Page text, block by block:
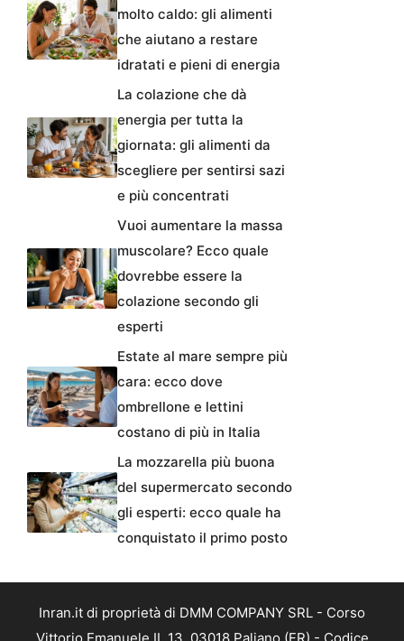
molto caldo: gli alimenti
che aiutano a restare
idratati e pieni di energia
La colazione che dà
energia per tutta la
giornata: gli alimenti da
scegliere per sentirsi sazi
e più concentrati
Vuoi aumentare la massa
muscolare? Ecco quale
dovrebbe essere la
colazione secondo gli
esperti
Estate al mare sempre più
cara: ecco dove
ombrellone e lettini
costano di più in Italia
La mozzarella più buona
del supermercato secondo
gli esperti: ecco quale ha
conquistato il primo posto
Inran.it di proprietà di DMM COMPANY SRL - Corso